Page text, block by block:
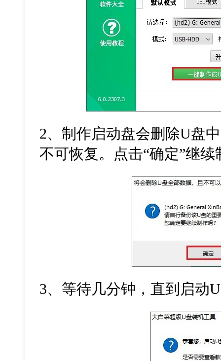
2、制作启动盘会删除U盘
不可恢复。点击“确定”继续
3、等待几分钟，直到启动U